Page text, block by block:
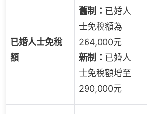
已婚人士免稅
額
舊制： 已婚人
士免稅額為
264,000元
新制： 已婚人
士免稅額增至
290,000元